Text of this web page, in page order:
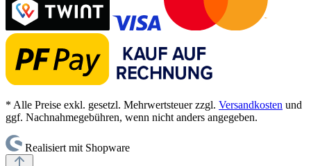
* Alle Preise exkl. gesetzl. Mehrwertsteuer zzgl. Versandkosten und
ggf. Nachnahmegebühren, wenn nicht anders angegeben.
Realisiert mit Shopware